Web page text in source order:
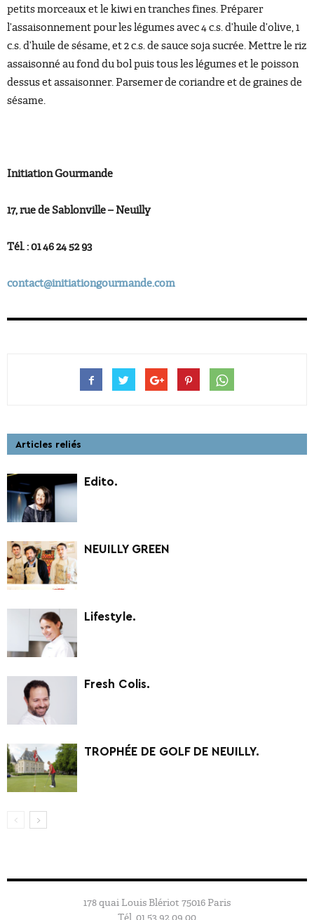
petits morceaux et le kiwi en tranches fines. Préparer
l’assaisonnement pour les légumes avec 4 c.s. d’huile d’olive, 1
c.s. d’huile de sésame, et 2 c.s. de sauce soja sucrée. Mettre le riz
assaisonné au fond du bol puis tous les légumes et le poisson
dessus et assaisonner. Parsemer de coriandre et de graines de
sésame.
Initiation Gourmande
17, rue de Sablonville – Neuilly
Tél. : 01 46 24 52 93
contact@initiationgourmande.com
Articles reliés
Edito.
NEUILLY GREEN
Lifestyle.
Fresh Colis.
TROPHÉE DE GOLF DE NEUILLY.
178 quai Louis Blériot 75016 Paris
Tél. 01 53 92 09 00